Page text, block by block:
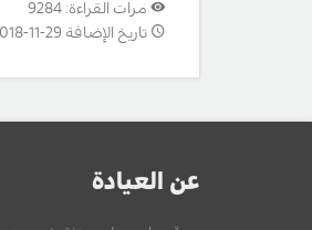
مرات القراءة: 9284
تاريخ الإضافة 29-11-2018
عن العيادة